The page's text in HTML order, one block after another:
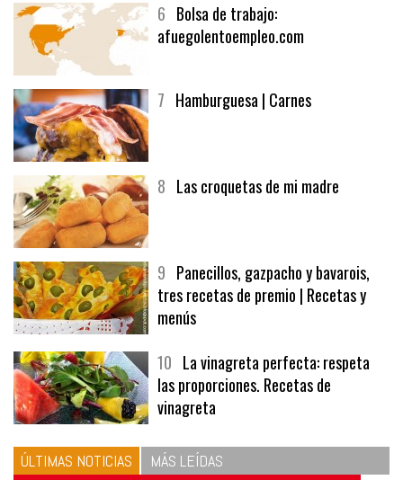
6 Bolsa de trabajo:
afuegolentoempleo.com
7 Hamburguesa | Carnes
8 Las croquetas de mi madre
9 Panecillos, gazpacho y bavarois,
tres recetas de premio | Recetas y
menús
10 La vinagreta perfecta: respeta
las proporciones. Recetas de
vinagreta
ÚLTIMAS NOTICIAS MÁS LEÍDAS